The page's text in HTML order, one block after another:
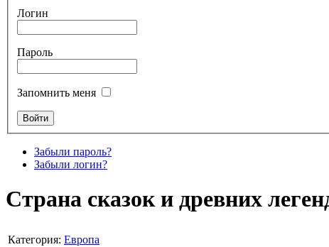
Логин
Пароль
Запомнить меня
Забыли пароль?
Забыли логин?
Страна сказок и древних
Категория: Европа